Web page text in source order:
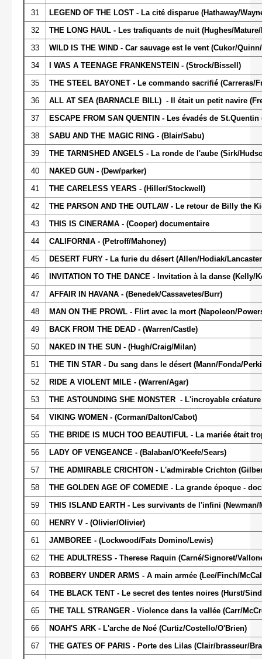
31
LEGEND OF THE LOST - La cité disparue (Hathaway/
32
THE LONG HAUL - Les trafiquants de nuit (Hughes/
33
WILD IS THE WIND - Car sauvage est le vent (Cukor/
34
I WAS A TEENAGE FRANKENSTEIN - (Strock/Bissell)
35
THE STEEL BAYONET - Le commando sacrifié (Carreras/
36
ALL AT SEA (BARNACLE BILL) - Il était un petit navire
37
ESCAPE FROM SAN QUENTIN - Les évadés de
38
SABU AND THE MAGIC RING - (Blair/Sabu)
39
THE TARNISHED ANGELS - La ronde de l'aube (Sirk/
40
NAKED GUN - (Dew/parker)
41
THE CARELESS YEARS - (Hiller/Stockwell)
42
THE PARSON AND THE OUTLAW - Le retour de Billy the
43
THIS IS CINERAMA - (Cooper) documentaire
44
CALIFORNIA - (Petroff/Mahoney)
45
DESERT FURY - La furie du désert (Allen/Hodiak/
46
INVITATION TO THE DANCE - Invitation à la danse (Kelly/
47
AFFAIR IN HAVANA - (Benedek/Cassavetes/Burr)
48
MAN ON THE PROWL - Flirt avec la mort (Napoleon/
49
BACK FROM THE DEAD - (Warren/Castle)
50
NAKED IN THE SUN - (Hugh/Craig/Milan)
51
THE TIN STAR - Du sang dans le désert (Mann/Fonda/
52
RIDE A VIOLENT MILE - (Warren/Agar)
53
THE ASTOUNDING SHE MONSTER - L'incroyable
54
VIKING WOMEN - (Corman/Dalton/Cabot)
55
THE BRIDE IS MUCH TOO BEAUTIFUL - La mariée était
56
LADY OF VENGEANCE - (Balaban/O'Keefe/Sears)
57
THE ADMIRABLE CRICHTON - L'admirable Crichton
58
THE GOLDEN AGE OF COMEDIE - La grande époque -
59
THIS ISLAND EARTH - Les survivants de l'infini (Newman/
60
HENRY V - (Olivier/Olivier)
61
JAMBOREE - (Lockwood/Fats Domino/Lewis)
62
THE ADULTRESS - Therese Raquin (Carné/Signoret/
63
ROBBERY UNDER ARMS - A main armée (Lee/Finch/
64
THE BLACK TENT - Le secret des tentes noires (Hurst/
65
THE TALL STRANGER - Violence dans la vallée (Carr/
66
NOAH'S ARK - L'arche de Noé (Curtiz/Costello/O'Brien)
67
THE GATES OF PARIS - Porte des Lilas (Clair/brasseur/